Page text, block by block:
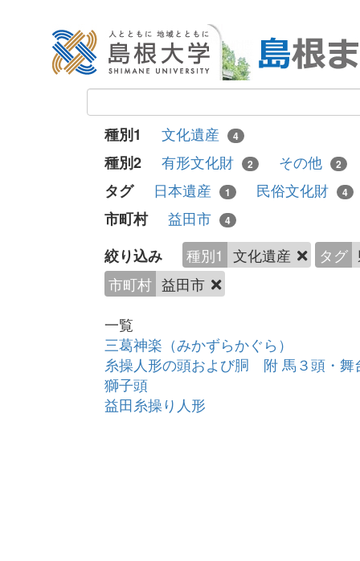
種別1 文化遺産 4
種別2 有形文化財 2 その他 2
タグ 日本遺産 1 民俗文化財 4
市町村 益田市 4
絞り込み 種別1 文化遺産 タグ
市町村 益田市
一覧
三葛神楽（みかずらかぐら）
糸操人形の頭および胴 附 馬３頭・舞
獅子頭
益田糸操り人形